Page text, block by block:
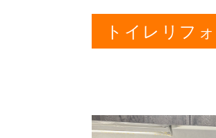
トイレリフ